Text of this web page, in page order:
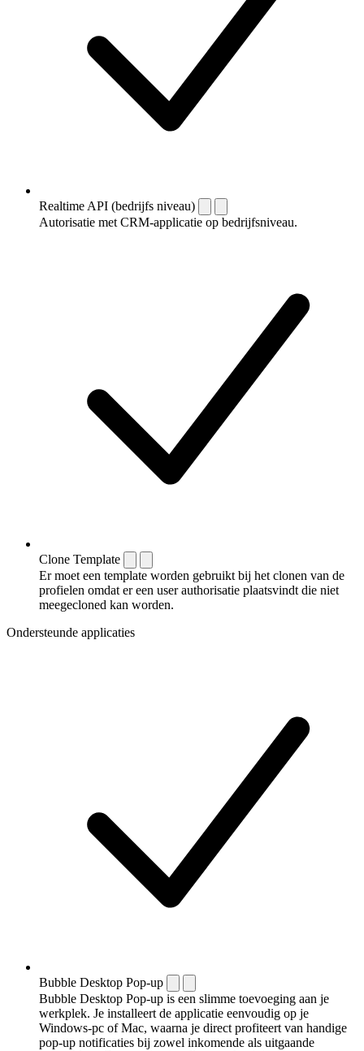
Realtime API (bedrijfs niveau)
Autorisatie met CRM-applicatie op bedrijfsniveau.
Clone Template
Er moet een template worden gebruikt bij het clonen van de
profielen omdat er een user authorisatie plaatsvindt die niet
meegecloned kan worden.
Ondersteunde applicaties
Bubble Desktop Pop-up
Bubble Desktop Pop-up is een slimme toevoeging aan je
werkplek. Je installeert de applicatie eenvoudig op je
Windows-pc of Mac, waarna je direct profiteert van handige
pop-up notificaties bij zowel inkomende als uitgaande